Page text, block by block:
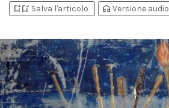
bookmark_addbookmark_added Salva l'articolo headphones Versione audio